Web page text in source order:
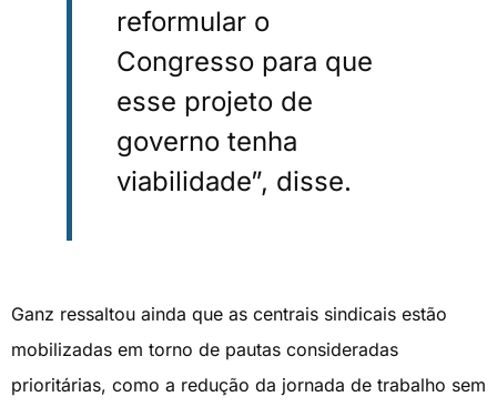
reformular o
Congresso para que
esse projeto de
governo tenha
viabilidade”, disse.
Ganz ressaltou ainda que as centrais sindicais estão
mobilizadas em torno de pautas consideradas
prioritárias, como a redução da jornada de trabalho sem